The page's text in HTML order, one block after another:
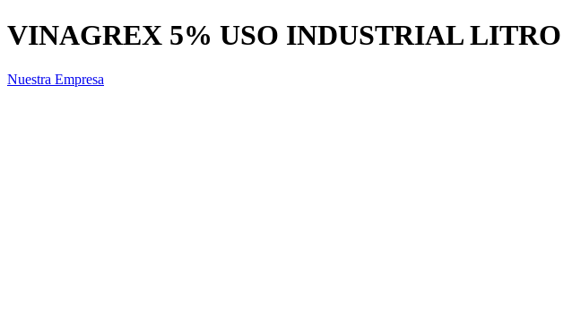
VINAGREX 5% USO INDUSTRIAL LITRO
Nuestra Empresa